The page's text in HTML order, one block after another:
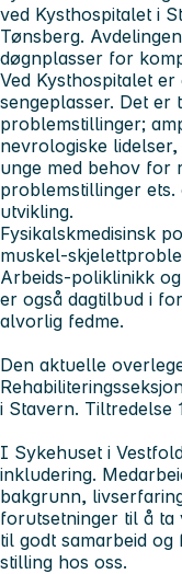
ved Kysthospitalet i
Tønsberg.
døgnplasser for
Ved Kysthospitalet
sengeplasser. Det
problemstillinger;
nevrologiske
unge med behov for
problemstillinger
utvikling.
Fysikalskmedisinsk
muskel-
Arbeids-poliklinikk
er også dagtilbud i
alvorlig fedme.
Den aktuelle
i Stavern. Tiltredelse
I Sykehuset i
inkludering.
bakgrunn,
forutsetninger til å ta
til godt samarbeid
stilling hos oss.